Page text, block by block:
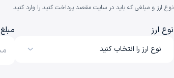
نوع ارز و مبلغی که باید در سایت مقصد پرداخت کنید را وارد کنید
نوع ارز
نوع ارز را انتخاب کنید
مبلغ